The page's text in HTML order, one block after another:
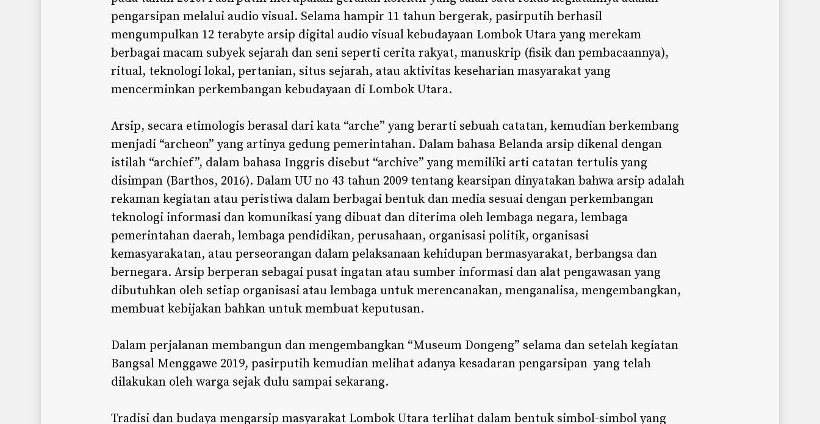
pengarsipan melalui audio visual. Selama hampir 11 tahun bergerak, pasirputih berhasil
mengumpulkan 12 terabyte arsip digital audio visual kebudayaan Lombok Utara yang merekam
berbagai macam subyek sejarah dan seni seperti cerita rakyat, manuskrip (fisik dan pembacaannya),
ritual, teknologi lokal, pertanian, situs sejarah, atau aktivitas keseharian masyarakat yang
mencerminkan perkembangan kebudayaan di Lombok Utara.
Arsip, secara etimologis berasal dari kata “arche” yang berarti sebuah catatan, kemudian berkembang
menjadi “archeon” yang artinya gedung pemerintahan. Dalam bahasa Belanda arsip dikenal dengan
istilah “archief”, dalam bahasa Inggris disebut “archive” yang memiliki arti catatan tertulis yang
disimpan (Barthos, 2016). Dalam UU no 43 tahun 2009 tentang kearsipan dinyatakan bahwa arsip adalah
rekaman kegiatan atau peristiwa dalam berbagai bentuk dan media sesuai dengan perkembangan
teknologi informasi dan komunikasi yang dibuat dan diterima oleh lembaga negara, lembaga
pemerintahan daerah, lembaga pendidikan, perusahaan, organisasi politik, organisasi
kemasyarakatan, atau perseorangan dalam pelaksanaan kehidupan bermasyarakat, berbangsa dan
bernegara. Arsip berperan sebagai pusat ingatan atau sumber informasi dan alat pengawasan yang
dibutuhkan oleh setiap organisasi atau lembaga untuk merencanakan, menganalisa, mengembangkan,
membuat kebijakan bahkan untuk membuat keputusan.
Dalam perjalanan membangun dan mengembangkan “Museum Dongeng” selama dan setelah kegiatan
Bangsal Menggawe 2019, pasirputih kemudian melihat adanya kesadaran pengarsipan yang telah
dilakukan oleh warga sejak dulu sampai sekarang.
Tradisi dan budaya mengarsip masyarakat Lombok Utara terlihat dalam bentuk simbol-simbol yang